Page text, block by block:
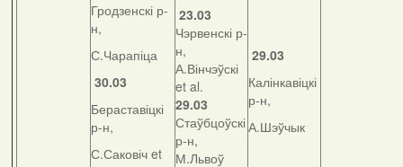
Гродзенскі р-
н,
С.Чарапіца
30.03
Бераставіцкі
р-н,
С.Саковіч et
23.03
Чэрвенскі р-
н,
А.Вінчэўскі
et al.
29.03
Стаўбцоўскі
р-н,
М.Львоў
29.03
Калінкавіцкі
р-н,
А.Шэўчык